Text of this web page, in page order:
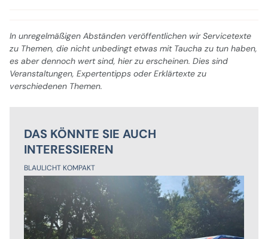
In unregelmäßigen Abständen veröffentlichen wir Servicetexte
zu Themen, die nicht unbedingt etwas mit Taucha zu tun haben,
es aber dennoch wert sind, hier zu erscheinen. Dies sind
Veranstaltungen, Expertentipps oder Erklärtexte zu
verschiedenen Themen.
DAS KÖNNTE SIE AUCH
INTERESSIEREN
BLAULICHT KOMPAKT